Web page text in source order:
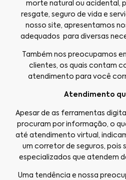
morte natural ou acidental,
resgate, seguro de vida e
nosso site, apresentamos
adequados para diversas
Também nos preocupamos
clientes, os quais contam
atendimento para você
Atendimento
Apesar de as ferramentas
procuram por informação, o
até atendimento virtual,
um corretor de seguros, pois
especializados que atendem
Uma tendência e nossa